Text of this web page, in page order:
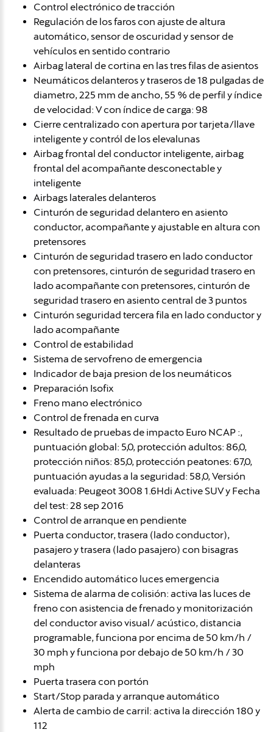
Control electrónico de tracción
Regulación de los faros con ajuste de altura
automático, sensor de oscuridad y sensor de
vehículos en sentido contrario
Airbag lateral de cortina en las tres filas de asientos
Neumáticos delanteros y traseros de 18 pulgadas de
diametro, 225 mm de ancho, 55 % de perfil y índice
de velocidad: V con índice de carga: 98
Cierre centralizado con apertura por tarjeta/llave
inteligente y contról de los elevalunas
Airbag frontal del conductor inteligente, airbag
frontal del acompañante desconectable y
inteligente
Airbags laterales delanteros
Cinturón de seguridad delantero en asiento
conductor, acompañante y ajustable en altura con
pretensores
Cinturón de seguridad trasero en lado conductor
con pretensores, cinturón de seguridad trasero en
lado acompañante con pretensores, cinturón de
seguridad trasero en asiento central de 3 puntos
Cinturón seguridad tercera fila en lado conductor y
lado acompañante
Control de estabilidad
Sistema de servofreno de emergencia
Indicador de baja presion de los neumáticos
Preparación Isofix
Freno mano electrónico
Control de frenada en curva
Resultado de pruebas de impacto Euro NCAP :,
puntuación global: 5,0, protección adultos: 86,0,
protección niños: 85,0, protección peatones: 67,0,
puntuación ayudas a la seguridad: 58,0, Versión
evaluada: Peugeot 3008 1.6Hdi Active SUV y Fecha
del test: 28 sep 2016
Control de arranque en pendiente
Puerta conductor, trasera (lado conductor),
pasajero y trasera (lado pasajero) con bisagras
delanteras
Encendido automático luces emergencia
Sistema de alarma de colisión: activa las luces de
freno con asistencia de frenado y monitorización
del conductor aviso visual/ acústico, distancia
programable, funciona por encima de 50 km/h /
30 mph y funciona por debajo de 50 km/h / 30
mph
Puerta trasera con portón
Start/Stop parada y arranque automático
Alerta de cambio de carril: activa la dirección 180 y
112